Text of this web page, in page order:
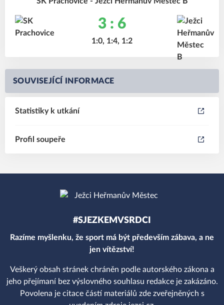
3 : 6
1:0, 1:4, 1:2
SOUVISEJÍCÍ INFORMACE
Statistiky k utkání
Profil soupeře
#SJEZKEMVSRDCI
Razíme myšlenku, že sport má být především zábava, a ne
jen vítězství!
Veškerý obsah stránek chráněn podle autorského zákona a
jeho přejímaní bez výslovného souhlasu redakce je zakázáno.
Povolena je citace částí materiálů zde zveřejněných s